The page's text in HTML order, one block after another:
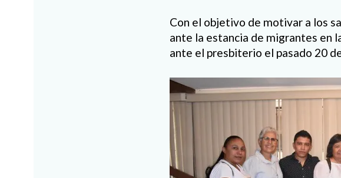
Con el objetivo de motivar a los
ante la estancia de migrantes en
ante el presbiterio el pasado 20